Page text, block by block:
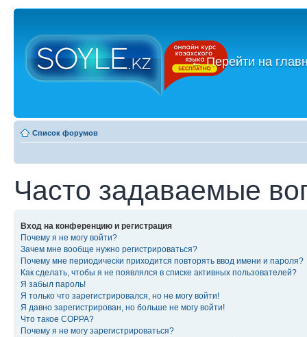
←Перейти на
Список форумов
Часто задаваемые
Вход на конференцию и регистрация
Почему я не могу войти?
Зачем мне вообще нужно регистрироваться?
Почему мне периодически приходится повторять ввод имени и пароля?
Как сделать, чтобы я не появлялся в списке активных пользователей?
Я забыл пароль!
Я только что зарегистрировался, но не могу войти!
Я давно зарегистрирован, но больше не могу войти!
Что такое COPPA?
Почему я не могу зарегистрироваться?